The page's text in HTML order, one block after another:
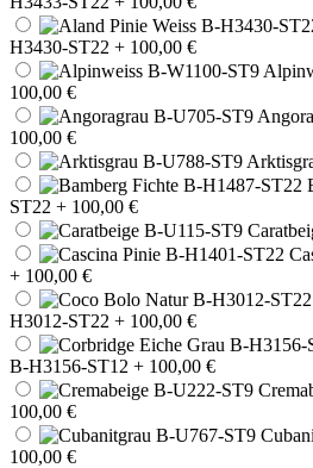
H3430-ST22 + 100,00 €
100,00 €
100,00 €
ST22 + 100,00 €
+ 100,00 €
H3012-ST22 + 100,00 €
B-H3156-ST12 + 100,00 €
100,00 €
100,00 €